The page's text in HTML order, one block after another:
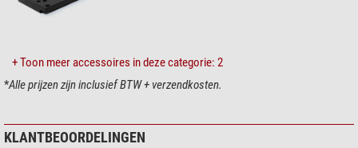
+ Toon meer accessoires in deze categorie: 2
*Alle prijzen zijn inclusief BTW + verzendkosten.
KLANTBEOORDELINGEN